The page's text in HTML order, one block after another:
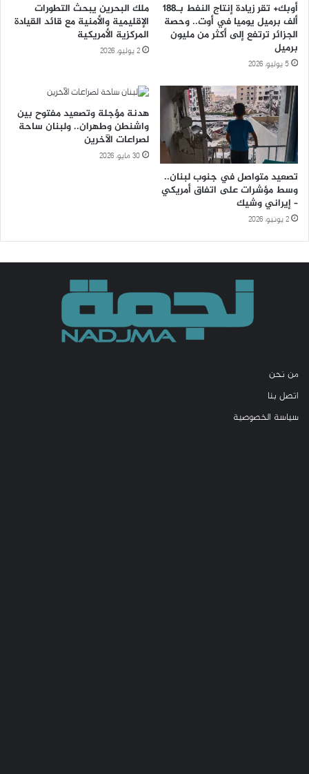
أوبك+ تقر زيادة إنتاج النفط بـ188
ألف برميل يوميا في أوت.. وحصة
الجزائر ترتفع إلى أكثر من مليون
برميل
5 يوليو، 2026
ملك البحرين يبحث التطورات
الإقليمية والأمنية مع قائد القيادة
المركزية الأمريكية
2 يوليو، 2026
تصعيد متواصل في جنوب لبنان..
وسط مؤشرات على اتفاق أمريكي
– إيراني وشيك
2 يونيو، 2026
هدنة مؤجلة وتصعيد مفتوح بين
واشنطن وطهران.. ولبنان ساحة
لصراعات الآخرين
30 مايو، 2026
من نحن
اتصل بنا
سياسة الخصوصية